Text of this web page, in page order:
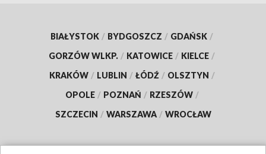
BIAŁYSTOK / BYDGOSZCZ / GDAŃSK /
GORZÓW WLKP. / KATOWICE / KIELCE /
KRAKÓW / LUBLIN / ŁÓDŹ / OLSZTYN /
OPOLE / POZNAŃ / RZESZÓW /
SZCZECIN / WARSZAWA / WROCŁAW